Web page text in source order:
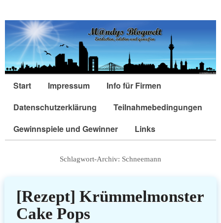
Start Impressum
Info für Firmen
Datenschutzerklärung
Teilnahmebedingungen
Gewinnspiele und Gewinner
Links
Schlagwort-Archiv: Schneemann
[Rezept] Krümmelmonster
Cake Pops